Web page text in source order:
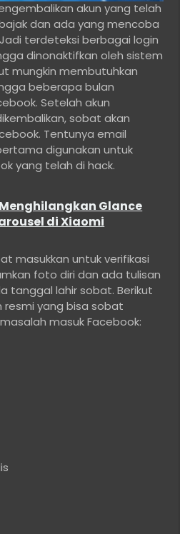
akun yang telah
dan ada yang mencoba
terdeteksi berbagai login
dinonaktifkan oleh sistem
mungkin membutuhkan
beberapa bulan
Setelah akun
sobat akan
Tentunya email
digunakan untuk
yang telah di hack.
Glance
di Xiaomi
masukkan untuk verifikasi
foto diri dan ada tulisan
tanggal lahir sobat. Berikut
yang bisa sobat
masuk Facebook: